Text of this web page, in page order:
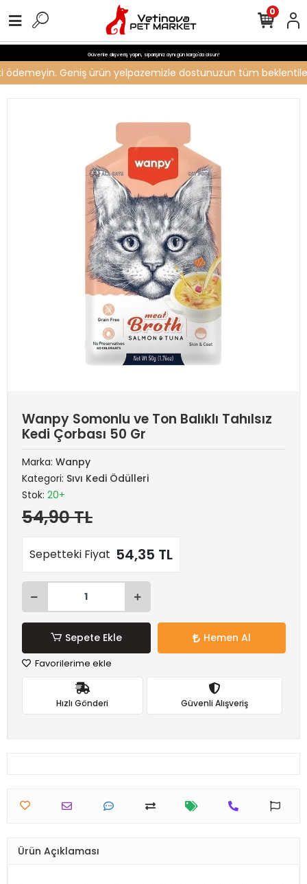
Güvenle alışveriş yapın, siparişiniz aynı gün kargo'da olsun!
Geniş ürün yelpazemizle dostunuzun tüm
0
Wanpy Somonlu ve Ton Balıklı Tahılsız
Kedi Çorbası 50 Gr
Marka: Wanpy
Kategori: Sıvı Kedi Ödülleri
Stok: 20+
54,90 TL
Sepetteki Fiyat 54,35 TL
Sepete Ekle Hemen Al
Favorilerime ekle
Hızlı Gönderi Güvenli Alışveriş
Ürün Açıklaması